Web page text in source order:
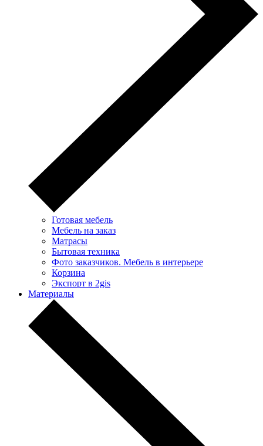
Готовая мебель
Мебель на заказ
Матрасы
Бытовая техника
Фото заказчиков. Мебель в интерьере
Корзина
Экспорт в 2gis
Материалы